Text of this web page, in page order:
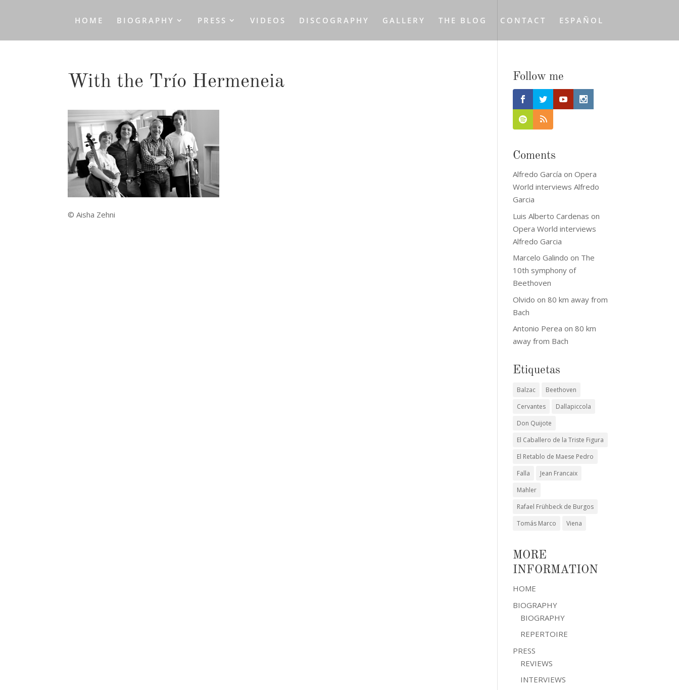
HOME BIOGRAPHY PRESS VIDEOS DISCOGRAPHY GALLERY THE BLOG CONTACT ESPAÑOL
With the Trío Hermeneia
© Aisha Zehni
Follow me
Coments
Alfredo García onOpera
World interviews Alfredo
Garcia
Luis Alberto Cardenas on
Opera World interviews
Alfredo Garcia
Marcelo Galindo on The
10th symphony of
Beethoven
Olvido on80 km away from
Bach
Antonio Perea on80 km
away from Bach
Etiquetas
Balzac
Beethoven
Cervantes
Dallapiccola
Don Quijote
El Caballero de la Triste Figura
El Retablo de Maese Pedro
Falla
Jean Francaix
Mahler
Rafael Frühbeck de Burgos
Tomás Marco
Viena
MORE
INFORMATION
HOME
BIOGRAPHY
BIOGRAPHY
REPERTOIRE
PRESS
REVIEWS
INTERVIEWS